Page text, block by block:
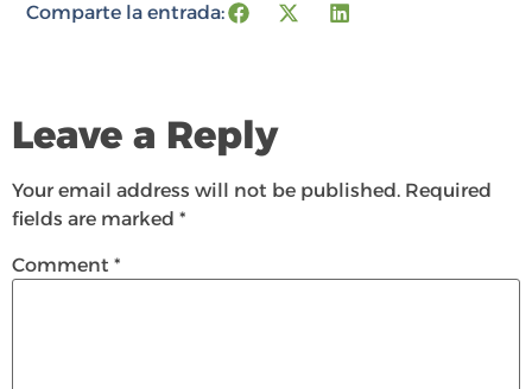
Comparte la entrada:
Leave a Reply
Your email address will not be published. Required
fields are marked *
Comment *